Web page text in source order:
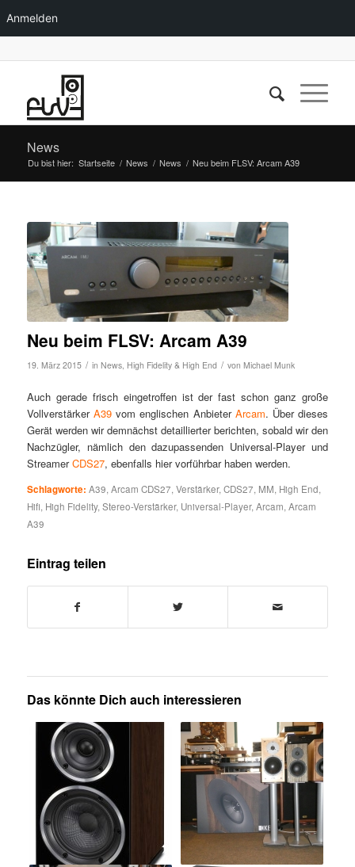
Anmelden
News
Du bist hier: Startseite / News / News / Neu beim FLSV: Arcam A39
Neu beim FLSV: Arcam A39
19. März 2015 / in News, High Fidelity & High End / von Michael Munk
Auch gerade frisch eingetroffen ist der fast schon ganz große
Vollverstärker A39vom englischen Anbieter Arcam. Über dieses
Gerät werden wir demnächst detaillierter berichten, sobald wir den
Nachzügler, nämlich den dazupassenden Universal-Player und
StreamerCDS27, ebenfalls hier vorführbar haben werden.
Schlagworte: A39, Arcam CDS27, Verstärker, CDS27, MM, High End,
Hifi, High Fidelity, Stereo-Verstärker, Universal-Player, Arcam, Arcam
A39
Eintrag teilen
Das könnte Dich auch interessieren